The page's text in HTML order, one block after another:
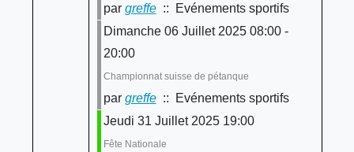
par greffe:: Evénements sportifs
Dimanche 06 Juillet 2025 08:00 -
20:00
Championnat suisse de pétanque
par greffe:: Evénements sportifs
Jeudi 31 Juillet 2025 19:00
Fête Nationale